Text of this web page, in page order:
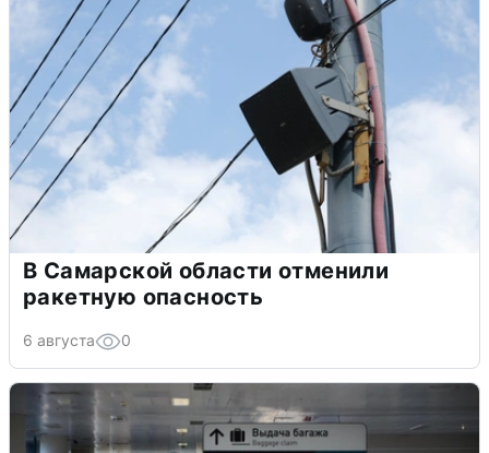
В Самарской области отменили
ракетную опасность
6 августа 0